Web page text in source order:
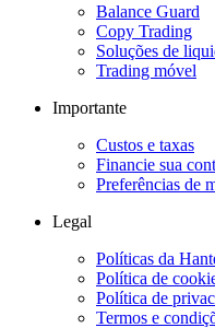
Balance Guard
Copy Trading
Soluções de
Trading móvel
Importante
Custos e taxas
Financie sua
Preferências de
Legal
Políticas da
Política de
Política de
Termos e